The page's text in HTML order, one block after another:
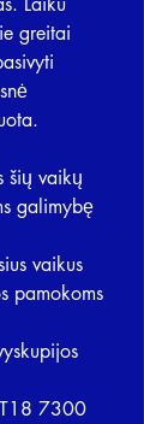
greitai
šių vaikų
galimybę
vaikus
pamokoms
7300